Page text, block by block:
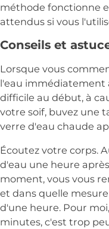
méthode fonctionne
attendus si vous
Conseils et
Lorsque vous
l'eau immédiatement
difficile au début, à
votre soif, buvez une
verre d'eau chaude
Écoutez votre corps.
d'eau une heure
moment, vous vous
et dans quelle
d'une heure. Pour
minutes, c'est trop